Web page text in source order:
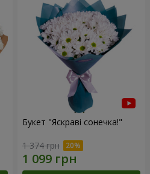
Букет "Яскраві сонечка!"
1 374 грн